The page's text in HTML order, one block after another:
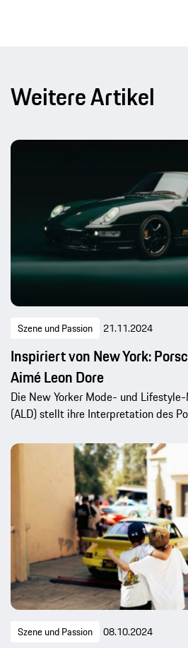
Weitere Artikel
Szene und Passion 21.11.2024
Inspiriert von New York:
Aimé Leon Dore
Die New Yorker Mode- und
(ALD) stellt ihre Interpretation des
Szene und Passion 08.10.2024